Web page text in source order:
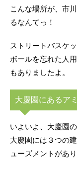
こんな場所が、市
るなんてっ！
ストリートバスケ
ボールを忘れた人
もありましたよ。
大慶園にあるア
いよいよ、大慶園
大慶園には３つの
ューズメントがあり